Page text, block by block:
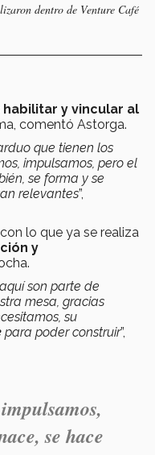
dentro de Venture Café
y vincular al
comentó Astorga.
que tienen los
impulsamos, pero el
se forma y se
relevantes”,
lo que ya se realiza
y
son parte de
mesa, gracias
su
para poder construir”,
se hace